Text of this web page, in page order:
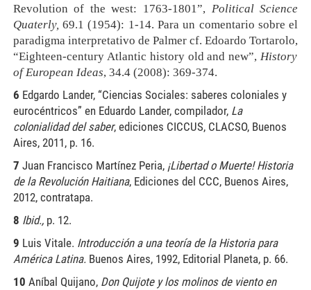
Revolution of the west: 1763-1801”, Political Science
Quaterly, 69.1 (1954): 1-14. Para un comentario sobre el
paradigma interpretativo de Palmer cf. Edoardo Tortarolo,
“Eighteen-century Atlantic history old and new”, History
of European Ideas, 34.4 (2008): 369-374.
6 Edgardo Lander, “Ciencias Sociales: saberes coloniales y
eurocéntricos” en Eduardo Lander, compilador, La
colonialidad del saber, ediciones CICCUS, CLACSO, Buenos
Aires, 2011, p. 16.
7 Juan Francisco Martínez Peria, ¡Libertad o Muerte! Historia
de la Revolución Haitiana, Ediciones del CCC, Buenos Aires,
2012, contratapa.
8 Ibid., p. 12.
9 Luis Vitale. Introducción a una teoría de la Historia para
América Latina.Buenos Aires, 1992, Editorial Planeta, p. 66.
10 Aníbal Quijano, Don Quijote y los molinos de viento en